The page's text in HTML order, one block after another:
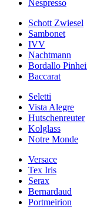
Nespresso
Schott Zwiesel
Sambonet
IVV
Nachtmann
Bordallo
Baccarat
Seletti
Vista Alegre
Hutschenreuter
Kolglass
Notre Monde
Versace
Tex Iris
Serax
Bernardaud
Portmeirion